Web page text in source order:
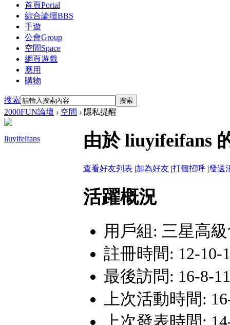
首頁Portal
綜合論壇BBS
手遊
公會Group
空間Space
網頁遊戲
應用
購物
搜索 搜索
2000FUN論壇 › 空間 › 隱私提醒
liuyifeifans 由於 liuyifeifans
查看好友列表 |加為好友 |打個招呼 |發送
活躍概況
用戶組: 三星高
註冊時間: 12-10-
最後訪問: 16-8-
上次活動時間: